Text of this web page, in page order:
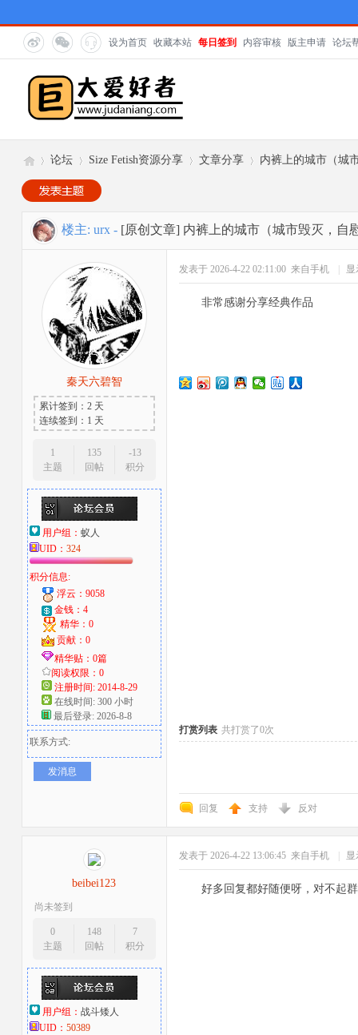
设为首页 收藏本站 每日签到 内容审核 版主申请 论坛
巨
爱
好
»
论坛
›
Size Fetish资源分享
›
文章分享
›
内裤上的城市（城
楼主: urx- [原创文章] 内裤上的城市（城市毁灭，自慰
秦天六碧智
累计签到：2 天
连续签到：1 天
1
主题
135
回帖
-13
积分
用户组： 蚁人
UID： 324
积分信息:
浮云：9058
金钱：4
精华：0
贡献：0
精华贴：0篇
阅读权限：0
注册时间: 2014-8-29
在线时间: 300 小时
最后登录: 2026-8-8
联系方式:
发消息
发表于 2026-4-22 02:11:00 来自手机 显
非常感谢分享经典作品
打赏列表 共打赏了0次
回复 支持 反对
beibei123
尚未签到
0
主题
148
回帖
7
积分
用户组： 战斗矮人
UID： 50389
发表于 2026-4-22 13:06:45 来自手机 显
好多回复都好随便呀，对不起